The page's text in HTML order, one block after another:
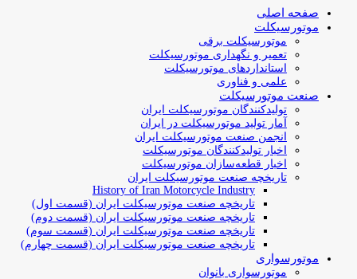
صفحه اصلی
موتورسیکلت
موتورسیکلت برقی
تعمیر و نگهداری موتورسیکلت
استانداردهای موتورسیکلت
علمی و فناوری
صنعت موتورسیکلت
تولیدکنندگان موتورسیکلت ایران
آمار تولید موتورسیکلت در ایران
انجمن صنعت موتورسیکلت ایران
اخبار تولیدکنندگان موتورسیکلت
اخبار قطعه‌سازان موتورسیکلت
تاریخچه صنعت موتورسیکلت ایران
History of Iran Motorcycle Industry
تاریخچه صنعت موتورسیکلت ایران (قسمت اول)
تاریخچه صنعت موتورسیکلت ایران (قسمت دوم)
تاریخچه صنعت موتورسیکلت ایران (قسمت سوم)
تاریخچه صنعت موتورسیکلت ایران (قسمت چهارم)
موتورسواری
موتورسواری بانوان